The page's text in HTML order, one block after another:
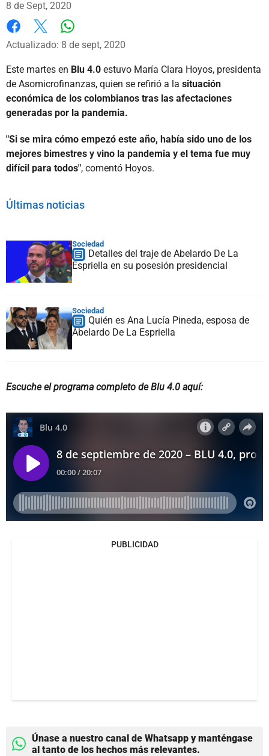
8 de Sept, 2020
Facebook
X
Actualizado: 8 de sept, 2020
Este martes en Blu 4.0 estuvo María Clara Hoyos, presidenta
de Asomicrofinanzas, quien se refirió a la situación
económica de los colombianos tras las afectaciones
generadas por la pandemia.
"Si se mira cómo empezó este año, había sido uno de los
mejores bimestres y vino la pandemia y el tema fue muy
difícil para todos", comentó Hoyos.
Últimas noticias
Sociedad
Detalles del traje de Abelardo De La
Espriella en su posesión presidencial
Sociedad
Quién es Ana Lucía Pineda, esposa de
Abelardo De La Espriella
Escuche el programa completo de Blu 4.0 aquí:
PUBLICIDAD
Únase a nuestro canal de Whatsapp y manténgase
al tanto de los hechos más relevantes.